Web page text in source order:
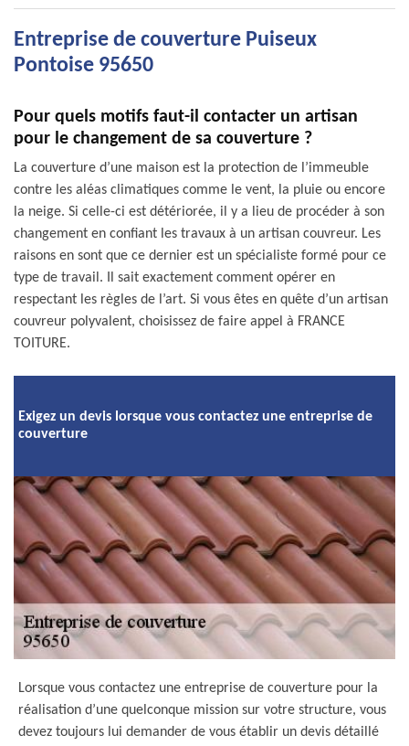
Entreprise de couverture Puiseux
Pontoise 95650
Pour quels motifs faut-il contacter un artisan
pour le changement de sa couverture ?
La couverture d’une maison est la protection de l’immeuble
contre les aléas climatiques comme le vent, la pluie ou encore
la neige. Si celle-ci est détériorée, il y a lieu de procéder à son
changement en confiant les travaux à un artisan couvreur. Les
raisons en sont que ce dernier est un spécialiste formé pour ce
type de travail. Il sait exactement comment opérer en
respectant les règles de l’art. Si vous êtes en quête d’un artisan
couvreur polyvalent, choisissez de faire appel à FRANCE
TOITURE.
Exigez un devis lorsque vous contactez une entreprise de
couverture
Lorsque vous contactez une entreprise de couverture pour la
réalisation d’une quelconque mission sur votre structure, vous
devez toujours lui demander de vous établir un devis détaillé